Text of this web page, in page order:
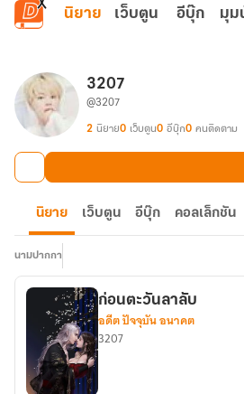
ข้ามไปยังเนื้อหาหลัก
นิยาย เว็บตูน อีบุ๊ก มุม
3207
@3207
2 นิยาย0 เว็บตูน0 อีบุ๊ก0 คนติดตาม
นิยาย เว็บตูน อีบุ๊ก คอลเล็กชัน
นามปากกา
ก่อนตะวันลาลับ
อดีต ปัจจุบัน อนาคต
3207